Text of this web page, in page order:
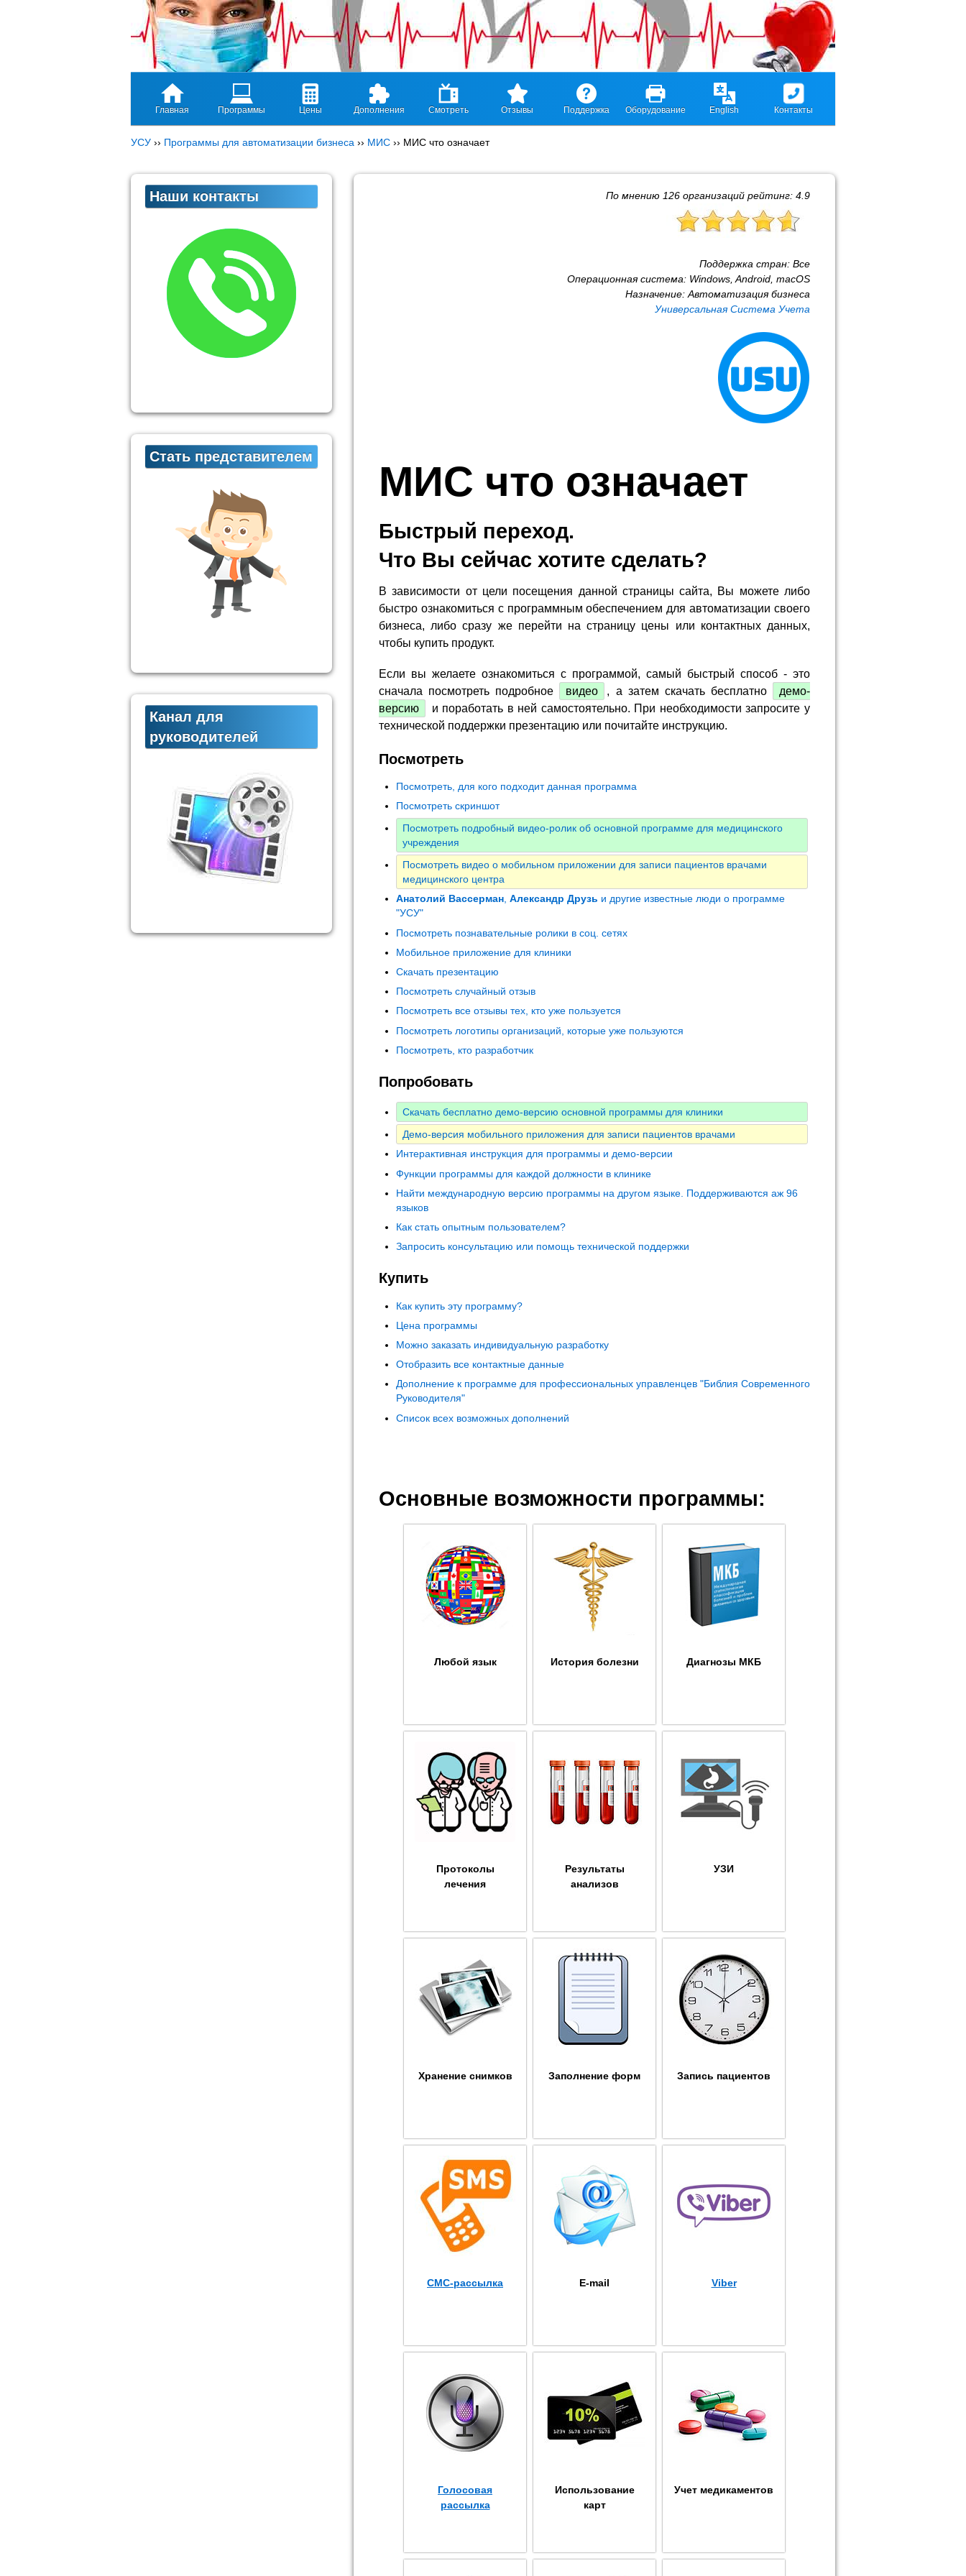
Главная Программы Цены Дополнения Смотреть Отзывы Поддержка Оборудование English Контакты
УСУ ›› Программы для автоматизации бизнеса ›› МИС ›› МИС что означает
По мнению 126 организаций рейтинг: 4.9
Поддержка стран: Все
Операционная система: Windows, Android, macOS
Назначение: Автоматизация бизнеса
Универсальная Система Учета
МИС что означает
Быстрый переход.
Что Вы сейчас хотите сделать?
В зависимости от цели посещения данной страницы сайта, Вы можете либо
быстро ознакомиться с программным обеспечением для автоматизации своего
бизнеса, либо сразу же перейти на страницу цены или контактных данных,
чтобы купить продукт.
Если вы желаете ознакомиться с программой, самый быстрый способ - это
сначала посмотреть подробное
видео , а затем скачать бесплатно
демо-
версию
и поработать в ней самостоятельно. При необходимости запросите у
технической поддержки презентацию или почитайте инструкцию.
Посмотреть
Посмотреть, для кого подходит данная программа
Посмотреть скриншот
Посмотреть подробный видео-ролик об основной программе для медицинского
учреждения
Посмотреть видео о мобильном приложении для записи пациентов врачами
медицинского центра
Анатолий Вассерман, Александр Друзь и другие известные люди о программе
"УСУ"
Посмотреть познавательные ролики в соц. сетях
Мобильное приложение для клиники
Скачать презентацию
Посмотреть случайный отзыв
Посмотреть все отзывы тех, кто уже пользуется
Посмотреть логотипы организаций, которые уже пользуются
Посмотреть, кто разработчик
Попробовать
Скачать бесплатно демо-версию основной программы для клиники
Демо-версия мобильного приложения для записи пациентов врачами
Интерактивная инструкция для программы и демо-версии
Функции программы для каждой должности в клинике
Найти международную версию программы на другом языке. Поддерживаются аж 96
языков
Как стать опытным пользователем?
Запросить консультацию или помощь технической поддержки
Купить
Как купить эту программу?
Цена программы
Можно заказать индивидуальную разработку
Отобразить все контактные данные
Дополнение к программе для профессиональных управленцев "Библия Современного
Руководителя"
Список всех возможных дополнений
Основные возможности программы:
Любой язык История болезни Диагнозы МКБ
Протоколы
лечения
Результаты
анализов
УЗИ
Хранение снимков Заполнение форм Запись пациентов
СМС-рассылка E-mail Viber
Голосовая
рассылка
Использование
карт
Учет медикаментов
Наши контакты
Стать представителем
Канал для
руководителей